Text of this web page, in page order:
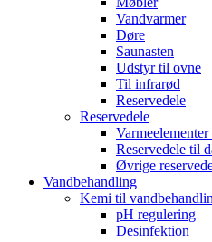
Vandvarmer
Døre
Saunasten
Udstyr til ovne
Til infrarød
Reservedele
Reservedele
Varmeelementer
Reservedele til
Øvrige
Vandbehandling
Kemi til
pH regulering
Desinfektion